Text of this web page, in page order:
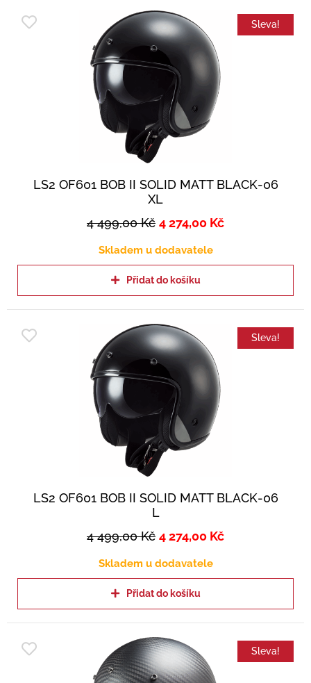
Sleva!
LS2 OF601 BOB II SOLID MATT BLACK-06
XL
4 499,00Kč 4 274,00 Kč
Skladem u dodavatele
Přidat do košíku
Sleva!
LS2 OF601 BOB II SOLID MATT BLACK-06
L
4 499,00Kč 4 274,00 Kč
Skladem u dodavatele
Přidat do košíku
Sleva!